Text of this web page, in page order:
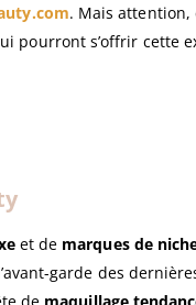
. Mais
pourront s’offrir cette
et de marques de
garde des